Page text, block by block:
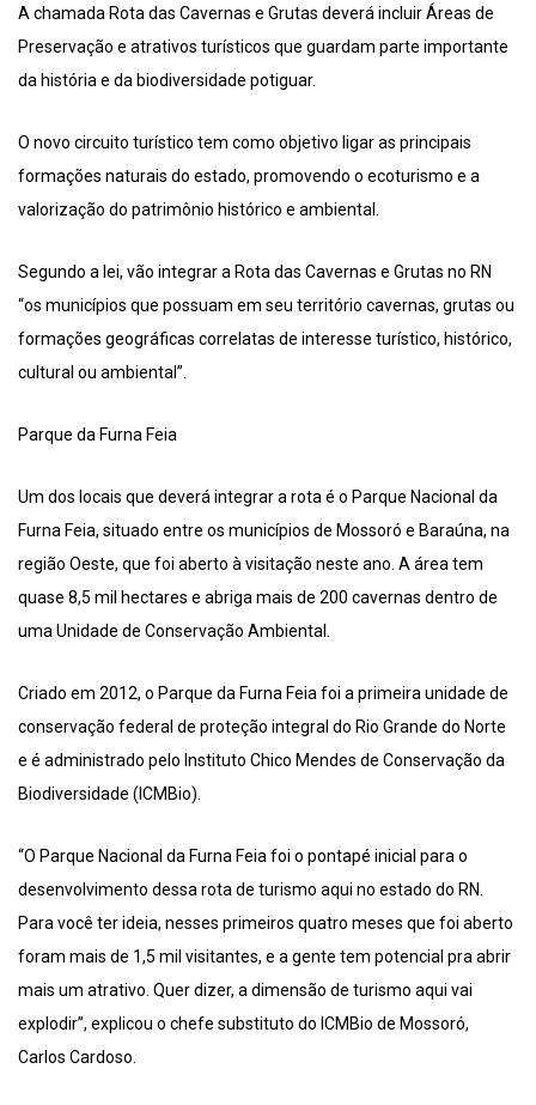
A chamada Rota das Cavernas e Grutas deverá incluir Áreas de
Preservação e atrativos turísticos que guardam parte importante
da história e da biodiversidade potiguar.
O novo circuito turístico tem como objetivo ligar as principais
formações naturais do estado, promovendo o ecoturismo e a
valorização do patrimônio histórico e ambiental.
Segundo a lei, vão integrar a Rota das Cavernas e Grutas no RN
“os municípios que possuam em seu território cavernas, grutas ou
formações geográficas correlatas de interesse turístico, histórico,
cultural ou ambiental”.
Parque da Furna Feia
Um dos locais que deverá integrar a rota é o Parque Nacional da
Furna Feia, situado entre os municípios de Mossoró e Baraúna, na
região Oeste, que foi aberto à visitação neste ano. A área tem
quase 8,5 mil hectares e abriga mais de 200 cavernas dentro de
uma Unidade de Conservação Ambiental.
Criado em 2012, o Parque da Furna Feia foi a primeira unidade de
conservação federal de proteção integral do Rio Grande do Norte
e é administrado pelo Instituto Chico Mendes de Conservação da
Biodiversidade (ICMBio).
“O Parque Nacional da Furna Feia foi o pontapé inicial para o
desenvolvimento dessa rota de turismo aqui no estado do RN.
Para você ter ideia, nesses primeiros quatro meses que foi aberto
foram mais de 1,5 mil visitantes, e a gente tem potencial pra abrir
mais um atrativo. Quer dizer, a dimensão de turismo aqui vai
explodir”, explicou o chefe substituto do ICMBio de Mossoró,
Carlos Cardoso.